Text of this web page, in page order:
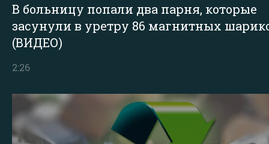
В больницу попали два парня, которые
засунули в уретру 86 магнитных
(ВИДЕО)
2:26